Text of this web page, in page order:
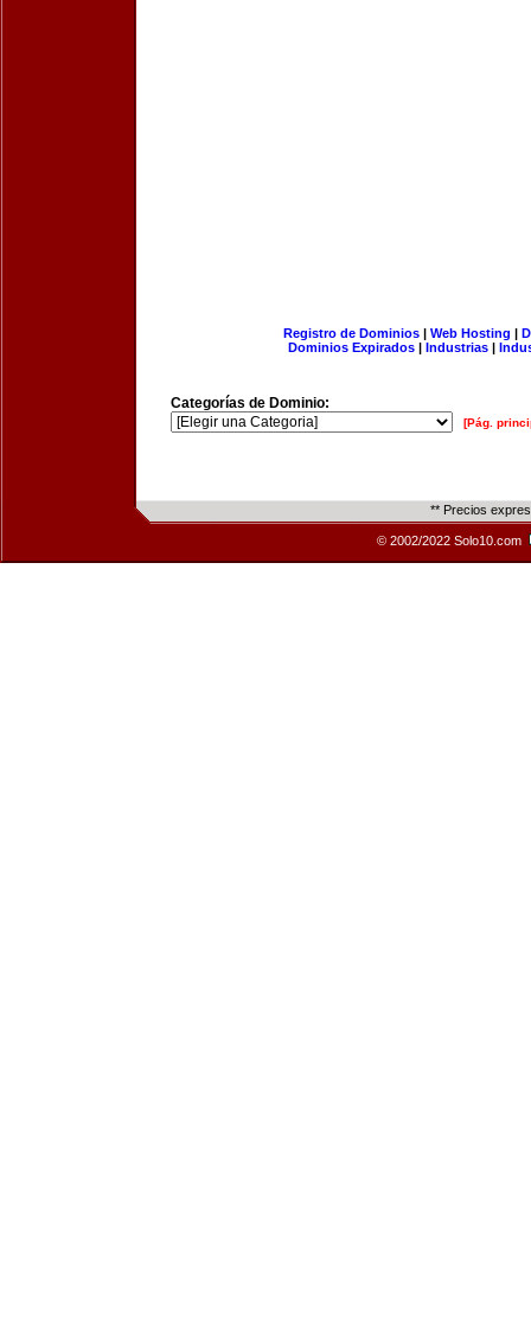
Registro de Dominios| Web Hosting |
Dominios Expirados | Industrias |
Categorías de Dominio:
[Pág.
** Precios
© 2002/2022 Solo10.com